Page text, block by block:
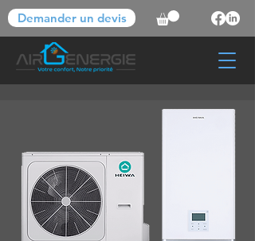
Demander un devis